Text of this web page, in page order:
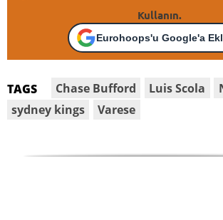
Kullanın.
Eurohoops'u Google'a
TAGS Chase Bufford Luis Scola
sydney kings
Varese